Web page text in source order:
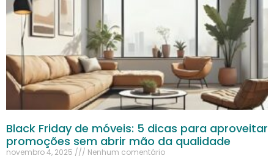
Black Friday de móveis: 5 dicas para aproveitar
promoções sem abrir mão da qualidade
novembro 4, 2025 Nenhum comentário